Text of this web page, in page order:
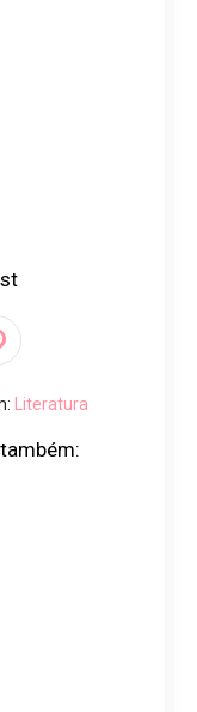
Literatura